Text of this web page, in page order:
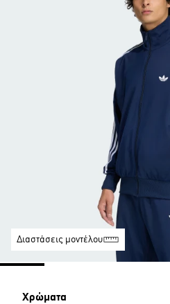
Διαστάσεις μοντέλου
Χρώματα